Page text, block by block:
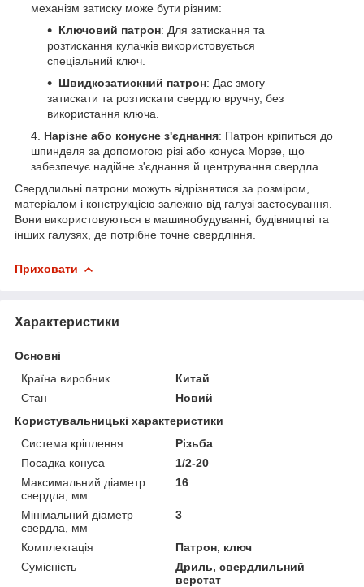
механізм затиску може бути різним:
Ключовий патрон: Для затискання та
розтискання кулачків використовується
спеціальний ключ.
Швидкозатискний патрон: Дає змогу
затискати та розтискати свердло вручну, без
використання ключа.
Нарізне або конусне з'єднання: Патрон кріпиться до
шпинделя за допомогою різі або конуса Морзе, що
забезпечує надійне з'єднання й центрування свердла.
Свердлильні патрони можуть відрізнятися за розміром,
матеріалом і конструкцією залежно від галузі застосування.
Вони використовуються в машинобудуванні, будівництві та
інших галузях, де потрібне точне свердління.
Приховати
Характеристики
Основні
Країна виробник
Китай
Стан
Новий
Користувальницькі характеристики
Система кріплення
Різьба
Посадка конуса
1/2-20
Максимальний діаметр
свердла, мм
16
Мінімальний діаметр
свердла, мм
3
Комплектація
Патрон, ключ
Сумісність
Дриль, свердлильний
верстат